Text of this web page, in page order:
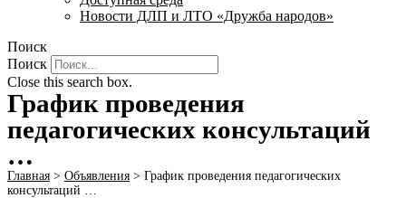
Новости ДЛП и ЛТО «Дружба народов»
Поиск
Поиск
Close this search box.
График проведения
педагогических консультаций
…
Главная > Объявления > График проведения педагогических
консультаций …